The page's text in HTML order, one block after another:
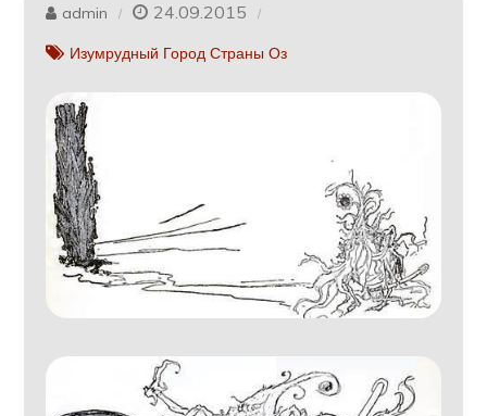
admin 24.09.2015
Изумрудный Город Страны Оз